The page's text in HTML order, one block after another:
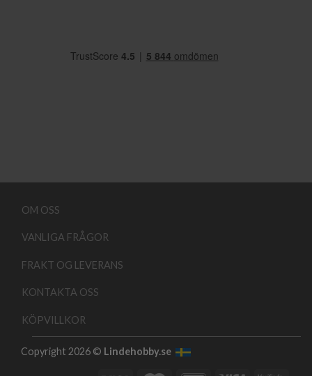
OM OSS
VANLIGA FRÅGOR
FRAKT OG LEVERANS
KONTAKTA OSS
KÖPVILLKOR
Copyright 2026 © Lindehobby.se